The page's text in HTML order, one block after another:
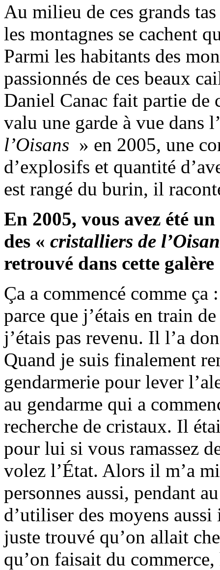
Au milieu de ces grands
les montagnes se cachent
Parmi les habitants des
passionnés de ces beaux
Daniel Canac fait partie
valu une garde à vue dans
l’Oisans » en 2005, une
d’explosifs et quantité
est rangé du burin, il
En 2005, vous avez été
des « cristalliers de
retrouvé dans cette galère
Ça a commencé comme
parce que j’étais en train
j’étais pas revenu. Il l’a
Quand je suis finalement
gendarmerie pour lever
au gendarme qui a
recherche de cristaux. Il
pour lui si vous ramassez
volez l’État. Alors il m’a
personnes aussi, pendant
d’utiliser des moyens
juste trouvé qu’on allait
qu’on faisait du